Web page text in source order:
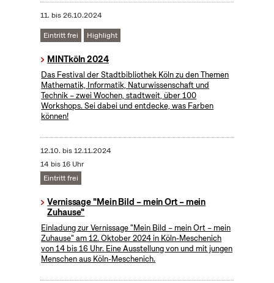
11. bis26.10.2024
Eintritt frei Highlight
MINTköln 2024
Das Festival der Stadtbibliothek Köln zu den Themen
Mathematik, Informatik, Naturwissenschaft und
Technik – zwei Wochen, stadtweit, über 100
Workshops. Sei dabei und entdecke, was Farben
können!
12.10. bis12.11.2024
14 bis 16 Uhr
Eintritt frei
Vernissage "Mein Bild – mein Ort – mein
Zuhause"
Einladung zur Vernissage "Mein Bild – mein Ort – mein
Zuhause" am 12. Oktober 2024 in Köln-Meschenich
von 14 bis 16 Uhr. Eine Ausstellung von und mit jungen
Menschen aus Köln-Meschenich.